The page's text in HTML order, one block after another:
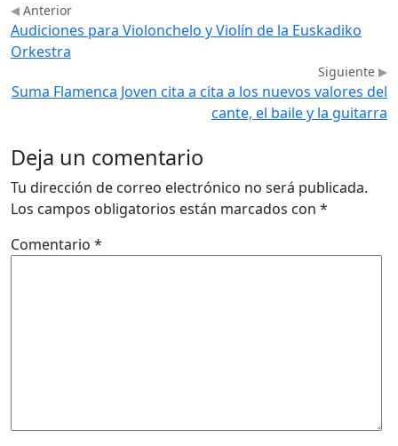
Anterior
Audiciones para Violonchelo y Violín de la Euskadiko
Orkestra
Siguiente
Suma Flamenca Joven cita a cita a los nuevos valores del
cante, el baile y la guitarra
Deja un comentario
Tu dirección de correo electrónico no será publicada.
Los campos obligatorios están marcados con *
Comentario *